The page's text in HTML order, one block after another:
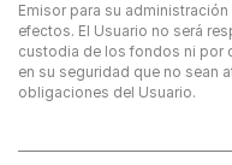
Emisor para su
efectos. El Usuario no será
custodia de los fondos ni por
en su seguridad que no sean
obligaciones del Usuario.